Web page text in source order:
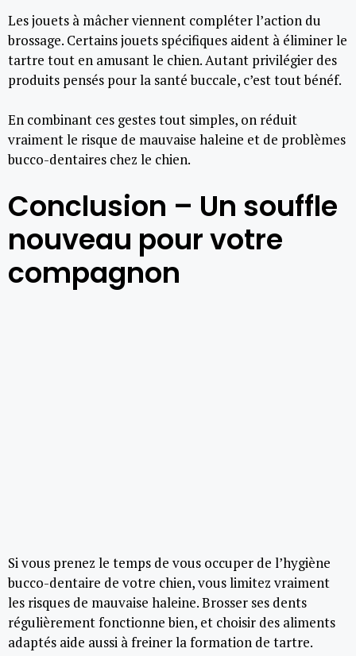
Les jouets à mâcher viennent compléter l’action du
brossage. Certains jouets spécifiques aident à éliminer le
tartre tout en amusant le chien. Autant privilégier des
produits pensés pour la santé buccale, c’est tout bénéf.
En combinant ces gestes tout simples, on réduit
vraiment le risque de mauvaise haleine et de problèmes
bucco-dentaires chez le chien.
Conclusion – Un souffle
nouveau pour votre
compagnon
Si vous prenez le temps de vous occuper de l’hygiène
bucco-dentaire de votre chien, vous limitez vraiment
les risques de mauvaise haleine. Brosser ses dents
régulièrement fonctionne bien, et choisir des aliments
adaptés aide aussi à freiner la formation de tartre.